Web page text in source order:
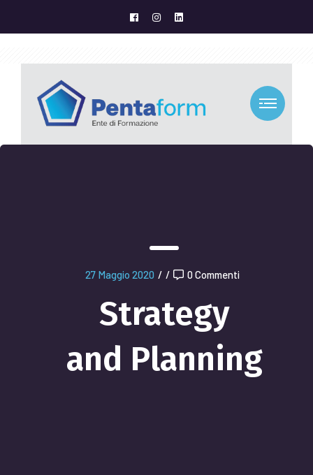
27 Maggio 2020 / / 0 Commenti
Strategy
and Planning